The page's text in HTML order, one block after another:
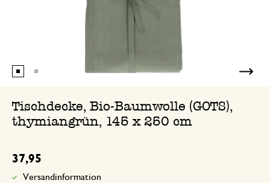
Tischdecke, Bio-Baumwolle (GOTS),
thymiangrün, 145 x 250 cm
37,95
Versandinformation